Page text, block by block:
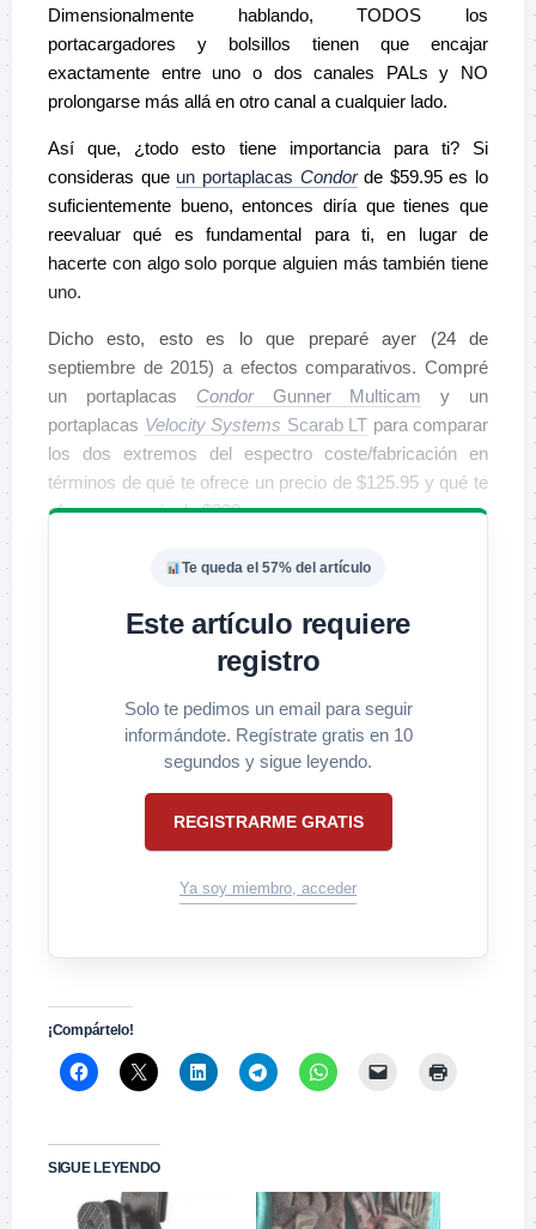
Dimensionalmente hablando, TODOS los
portacargadores y bolsillos tienen que encajar
exactamente entre uno o dos canales PALs y NO
prolongarse más allá en otro canal a cualquier lado.
Así que, ¿todo esto tiene importancia para ti? Si
consideras que un portaplacas Condorde $59.95 es lo
suficientemente bueno, entonces diría que tienes que
reevaluar qué es fundamental para ti, en lugar de
hacerte con algo solo porque alguien más también tiene
uno.
Dicho esto, esto es lo que preparé ayer (24 de
septiembre de 2015) a efectos comparativos. Compré
un portaplacas CondorGunner Multicam y un
portaplacas Velocity Systems Scarab LT para comparar
los dos extremos del espectro coste/fabricación en
términos de qué te ofrece un precio de $125.95 y qué te
ofrece un precio de $338.
Te queda el 57% del artículo
Este artículo requiere
registro
Solo te pedimos un email para seguir
informándote. Regístrate gratis en 10
segundos y sigue leyendo.
REGISTRARME GRATIS
Ya soy miembro, acceder
¡Compártelo!
SIGUE LEYENDO